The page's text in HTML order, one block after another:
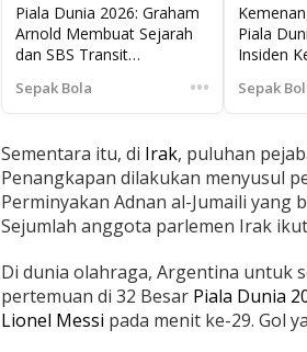
Piala Dunia 2026: Graham
Arnold Membuat Sejarah
dan SBS Transit
Sepak Bola •••
Piala
Insiden
Sepak
Sementara itu, di Irak, puluhan
Penangkapan dilakukan menyusul
Perminyakan Adnan al-Jumaili yang
Sejumlah anggota parlemen Irak
Di dunia olahraga, Argentina untuk
pertemuan di 32 Besar Piala Dunia
Lionel Messi pada menit ke-29. Gol